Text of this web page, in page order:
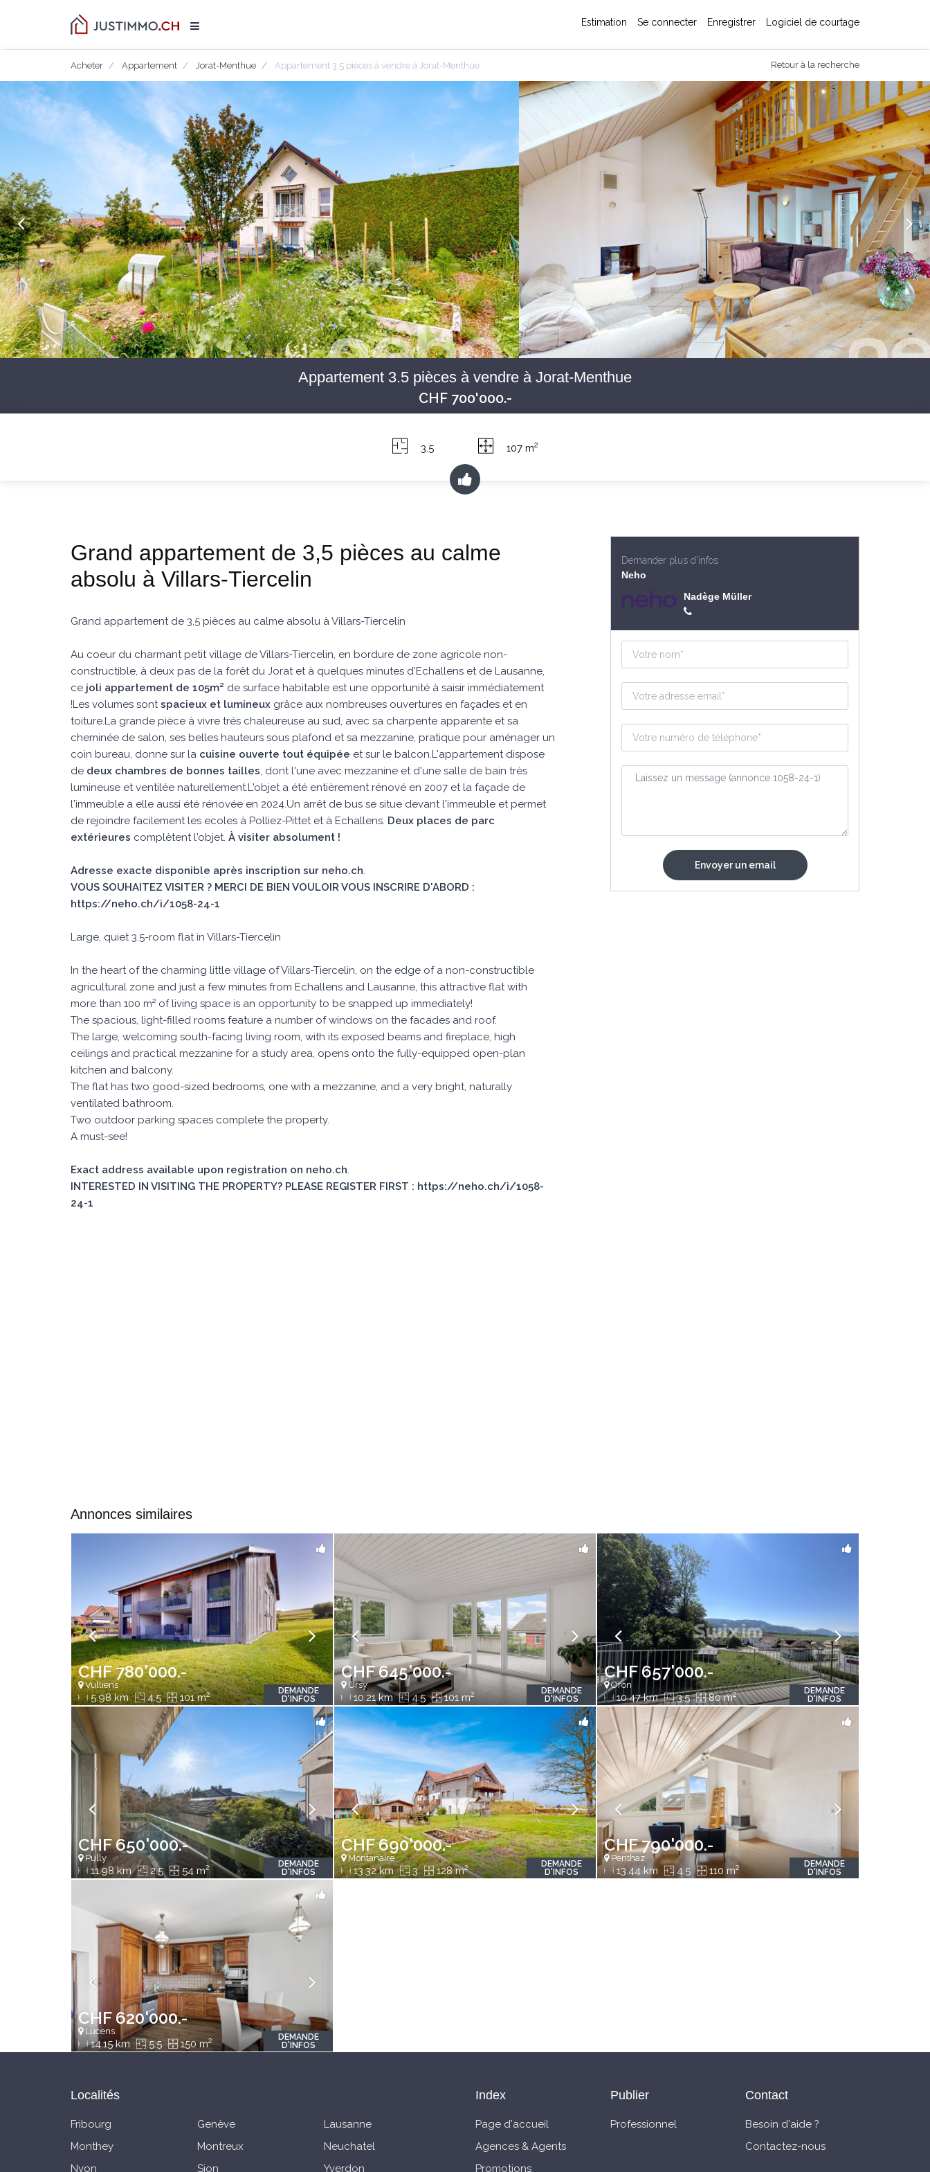
Estimation Se connecter Enregistrer Logiciel de courtage
Acheter Appartement Jorat-Menthue Appartement 3.5 pièces à vendre à Jorat-Menthue Retour à la recherche
Appartement 3.5 pièces à vendre à Jorat-Menthue
CHF 700'000.-
3.5 107 m2
Grand appartement de 3,5 pièces au calme
absolu à Villars-Tiercelin
Grand appartement de 3,5 pièces au calme absolu à Villars-Tiercelin
Au coeur du charmant petit village de Villars-Tiercelin, en bordure de zone agricole non-
constructible, à deux pas de la forêt du Jorat et à quelques minutes d'Echallens et de Lausanne,
ce joli appartement de 105m² de surface habitable est une opportunité à saisir immédiatement
!Les volumes sontspacieux et lumineux grâce aux nombreuses ouvertures en façades et en
toiture.La grande pièce à vivre trés chaleureuse au sud, avec sa charpente apparente et sa
cheminée de salon, ses belles hauteurs sous plafond et sa mezzanine, pratique pour aménager un
coin bureau, donne sur la cuisine ouverte tout équipée et sur le balcon.L'appartement dispose
de deux chambres de bonnes tailles, dont l'une avec mezzanine et d'une salle de bain très
lumineuse et ventilée naturellement.L'objet a été entièrement rénové en 2007 et la façade de
l'immeuble a elle aussi été rénovée en 2024.Un arrêt de bus se situe devant l'immeuble et permet
de rejoindre facilement les ecoles à Polliez-Pittet et à Echallens. Deux places de parc
extérieures complètent l'objet. À visiter absolument !
Adresse exacte disponible après inscription sur neho.ch.
VOUS SOUHAITEZ VISITER ? MERCI DE BIEN VOULOIR VOUS INSCRIRE D'ABORD :
https://neho.ch/i/1058-24-1
Large, quiet 3.5-room flat in Villars-Tiercelin
In the heart of the charming little village of Villars-Tiercelin, on the edge of a non-constructible
agricultural zone and just a few minutes from Echallens and Lausanne, this attractive flat with
more than 100 m² of living space is an opportunity to be snapped up immediately!
The spacious, light-filled rooms feature a number of windows on the facades and roof.
The large, welcoming south-facing living room, with its exposed beams and fireplace, high
ceilings and practical mezzanine for a study area, opens onto the fully-equipped open-plan
kitchen and balcony.
The flat has two good-sized bedrooms, one with a mezzanine, and a very bright, naturally
ventilated bathroom.
Two outdoor parking spaces complete the property.
A must-see!
Exact address available upon registration on neho.ch.
INTERESTED IN VISITING THE PROPERTY? PLEASE REGISTER FIRST : https://neho.ch/i/1058-
24-1
Demander plus d'infos
Neho
Nadège Müller
Annonces similaires
CHF 780'000.-
Vulliens
5.98 km 4.5 101 m2
DEMANDE
D'INFOS
CHF 645'000.-
Ursy
10.21 km 4.5 101 m2
DEMANDE
D'INFOS
CHF 657'000.-
Oron
10.47 km 3.5 80 m2
DEMANDE
D'INFOS
CHF 650'000.-
Pully
11.98 km 2.5 54 m2
DEMANDE
D'INFOS
CHF 690'000.-
Montanaire
13.32 km 3 128 m2
DEMANDE
D'INFOS
CHF 790'000.-
Penthaz
13.44 km 4.5 110 m2
DEMANDE
D'INFOS
CHF 620'000.-
Lucens
14.15 km 5.5 150 m2
DEMANDE
D'INFOS
Localités
Fribourg Genève
Lausanne
Monthey
Montreux
Neuchatel
Nyon
Sion Yverdon
Index
Page d'accueil
Agences & Agents
Promotions
Publier
Professionnel
Contact
Besoin d'aide ?
Contactez-nous